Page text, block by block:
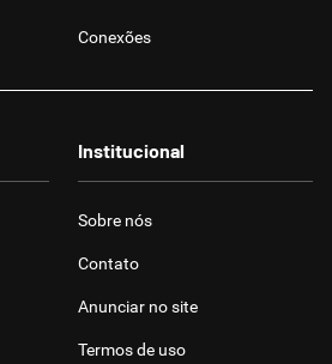
Conexões
Institucional
Sobre nós
Contato
Anunciar no site
Termos de uso